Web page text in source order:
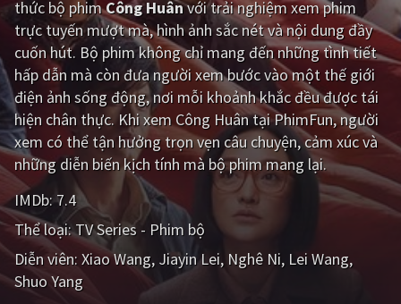
Giật gân Gia đình
Bí ẩn Lịch sử
Viễn Tây Tiểu sử
GameShow DramaTV
QUỐC GIA
Âu - Mỹ Trung Quốc - Hồng Kông
Hàn Quốc Nhật Bản
Ấn Độ
thức bộ phimCông Huânvới trải nghiệm xem phim
trực tuyến mượt mà, hình ảnh sắc nét và nội dung đầy
cuốn hút. Bộ phim không chỉ mang đến những tình tiết
hấp dẫn mà còn đưa người xem bước vào một thế giới
điện ảnh sống động, nơi mỗi khoảnh khắc đều được tái
hiện chân thực. Khi xem Công Huân tại PhimFun, người
xem có thể tận hưởng trọn vẹn câu chuyện, cảm xúc và
những diễn biến kịch tính mà bộ phim mang lại.
IMDb:7.4
Thể loại:TV Series - Phim bộ
Diễn viên: Xiao Wang Jiayin Lei Nghê Ni Lei Wang
Shuo Yang